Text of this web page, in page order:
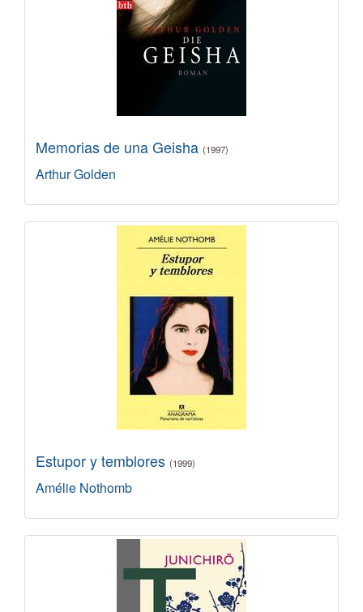
Memorias de una Geisha (1997)
Arthur Golden
Estupor y temblores (1999)
Amélie Nothomb